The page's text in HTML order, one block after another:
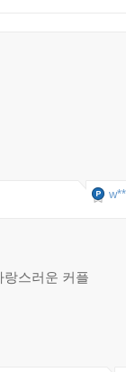
스러운 커플